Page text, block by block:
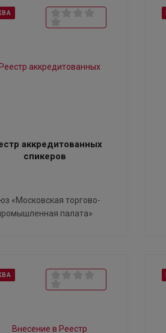
аккредитованных
спикеров
«Московская торгово-
палата»